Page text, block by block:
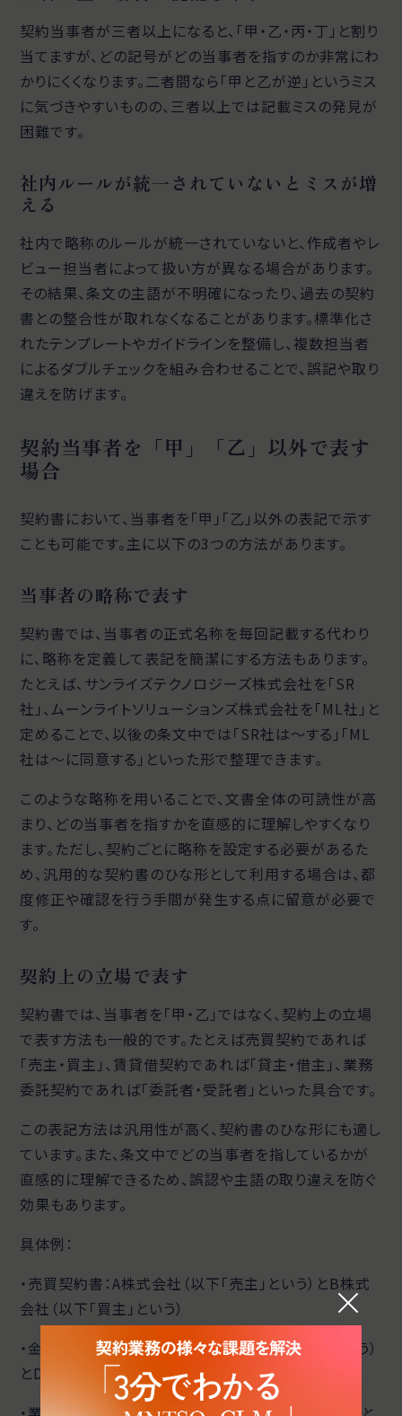
契約当事者が三者以上になると、「甲・乙・丙・丁」と割り
当てますが、どの記号がどの当事者を指すのか非常にわ
かりにくくなります。二者間なら「甲と乙が逆」というミス
に気づきやすいものの、三者以上では記載ミスの発見が
困難です。
社内ルールが統一されていないとミスが増
える
社内で略称のルールが統一されていないと、作成者やレ
ビュー担当者によって扱い方が異なる場合があります。
その結果、条文の主語が不明確になったり、過去の契約
書との整合性が取れなくなることがあります。標準化さ
れたテンプレートやガイドラインを整備し、複数担当者
によるダブルチェックを組み合わせることで、誤記や取り
違えを防げます。
契約当事者を「甲」「乙」以外で表す
場合
契約書において、当事者を「甲」「乙」以外の表記で示す
ことも可能です。主に以下の3つの方法があります。
当事者の略称で表す
契約書では、当事者の正式名称を毎回記載する代わり
に、略称を定義して表記を簡潔にする方法もあります。
たとえば、サンライズテクノロジーズ株式会社を「SR
社」、ムーンライトソリューションズ株式会社を「ML社」と
定めることで、以後の条文中では「SR社は〜する」「ML
社は〜に同意する」といった形で整理できます。
このような略称を用いることで、文書全体の可読性が高
まり、どの当事者を指すかを直感的に理解しやすくなり
ます。ただし、契約ごとに略称を設定する必要があるた
め、汎用的な契約書のひな形として利用する場合は、都
度修正や確認を行う手間が発生する点に留意が必要で
す。
契約上の立場で表す
契約書では、当事者を「甲・乙」ではなく、契約上の立場
で表す方法も一般的です。たとえば売買契約であれば
「売主・買主」、賃貸借契約であれば「貸主・借主」、業務
委託契約であれば「委託者・受託者」といった具合です。
この表記方法は汎用性が高く、契約書のひな形にも適し
ています。また、条文中でどの当事者を指しているかが
直感的に理解できるため、誤認や主語の取り違えを防ぐ
効果もあります。
具体例：
・売買契約書：A株式会社（以下「売主」という）とB株式
会社（以下「買主」という）
・金銭消費貸借契約書：C株式会社（以下「貸主」という）
とD株式会社（以下「借主」という）